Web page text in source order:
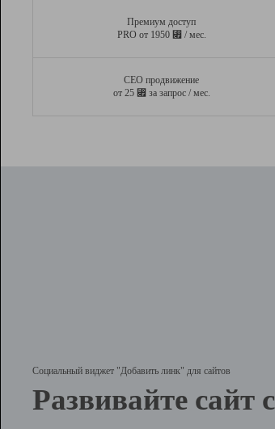
Премиум доступ
PRO от 1950 ⃏ / мес.
СЕО продвижение
от 25 ⃏ за запрос / мес.
Социальный виджет "Добавить линк" для сайтов
Развивайте